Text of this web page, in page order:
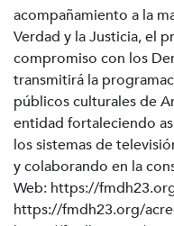
acompañamiento a la
Verdad y la Justicia, el
compromiso con los
transmitirá la
públicos culturales de
entidad fortaleciendo
los sistemas de
y colaborando en la
Web: https://
https://fmdh23.org/